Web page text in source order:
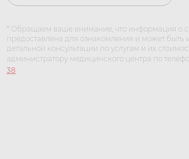
* Обращаем ваше внимание, что информация о
предоставлена для ознакомления и может быть
детальной консультации по услугам и их
администратору медицинского центра по
38